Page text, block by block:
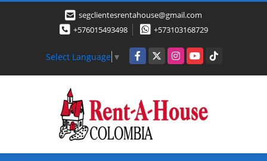
segclientesrentahouse@gmail.com
+576015493498
+573103168729
Select Language ▼ Facebook
X InstagramYouTubeTikTok